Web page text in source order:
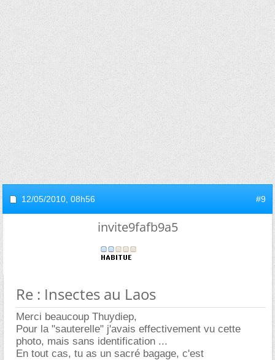
12/05/2010, 08h56 #9
invite9fafb9a5
Re : Insectes au Laos
Merci beaucoup Thuydiep,
Pour la "sauterelle" j'avais effectivement vu cette
photo, mais sans identification ...
En tout cas, tu as un sacré bagage, c'est